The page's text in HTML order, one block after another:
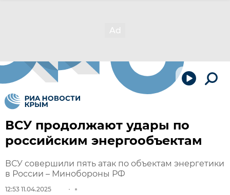
ВСУ продолжают удары по
российским энергообъектам
ВСУ совершили пять атак по объектам энергетики
в России – Минобороны РФ
12:53 11.04.2025